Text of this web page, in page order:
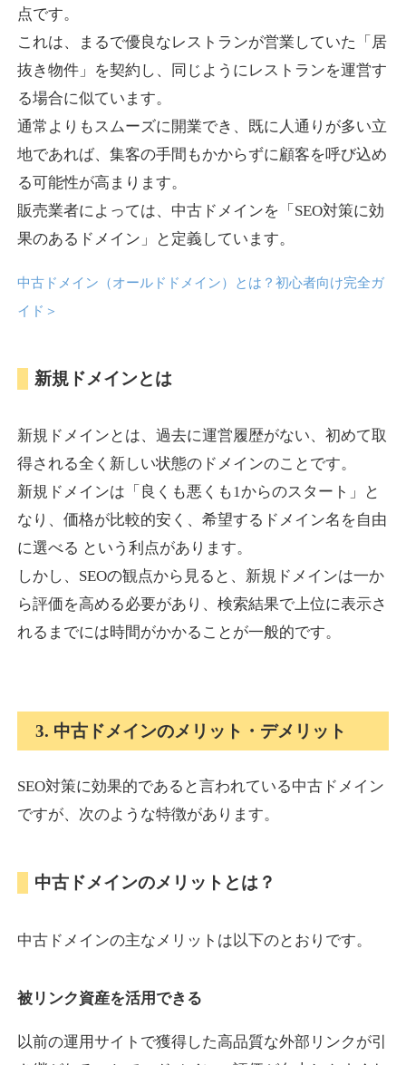
詳細を見る
10,800円
詳細を見る
box-cafe.jp
ジャンル 飲食
DA37 外部リンク数
3,300円 入札 2件
詳細を見る
anipani.jp
DA 37 外部リンク数
lowslotfamilylocal.com
ジャンルその他
DA37 外部リンク数653 ドメイン年齢 1年
onlinepokerbetdansk.com
DA37 外部リンク数629 ドメイン年齢1年
10,800円 入札 0件
econopundit.com
外部リンク数 446
点です。
これは、まるで優良なレストランが営業していた「居
抜き物件」を契約し、同じようにレストランを運営す
る場合に似ています。
通常よりもスムーズに開業でき、既に人通りが多い立
地であれば、集客の手間もかからずに顧客を呼び込め
る可能性が高まります。
販売業者によっては、中古ドメインを「SEO対策に効
果のあるドメイン」と定義しています。
中古ドメイン（オールドドメイン）とは？初心者向け完全ガ
イド ＞
新規ドメインとは
新規ドメインとは、過去に運営履歴がない、初めて取
得される全く新しい状態のドメインのことです。
新規ドメインは「良くも悪くも1からのスタート」と
なり、価格が比較的安く、希望するドメイン名を自由
に選べる という利点があります。
しかし、SEOの観点から見ると、新規ドメインは一か
ら評価を高める必要があり、検索結果で上位に表示さ
れるまでには時間がかかることが一般的です。
3. 中古ドメインのメリット・デメリット
SEO対策に効果的であると言われている中古ドメイン
ですが、次のような特徴があります。
中古ドメインのメリットとは？
中古ドメインの主なメリットは以下のとおりです。
被リンク資産を活用できる
以前の運用サイトで獲得した高品質な外部リンクが引